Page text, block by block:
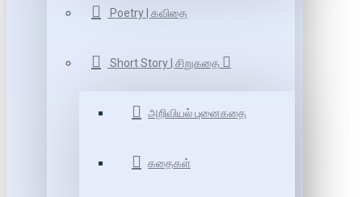
Poetry | கவிதை
Short Story | சிறுகதை
அறிவியல் புனைகதை
கதைகள்